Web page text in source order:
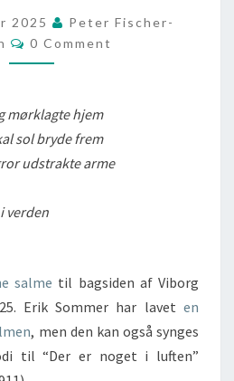
MODLØSE
HJERTER
2025
Peter Fischer-
Comments
0 Comment
mørklagte hjem
sol bryde frem
udstrakte arme
verden
salme til bagsiden af Viborg
Erik Sommer har lavet en
, men den kan også synges
til “Der er noget i luften”